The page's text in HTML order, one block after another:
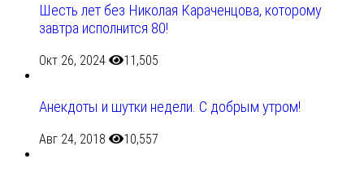
Шесть лет без Николая Караченцова, которому
завтра исполнится 80!
Окт 26, 2024 11,505
Анекдоты и шутки недели. С добрым утром!
Авг 24, 2018 10,557